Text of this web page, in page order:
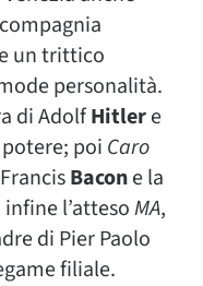
un trittico
personalità.
di AdolfHitlere
poi Caro
Bacone la
l’attesoMA,
di Pier Paolo
filiale.